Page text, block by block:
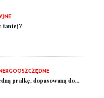
taniej?
pralkę, dopasowaną do...